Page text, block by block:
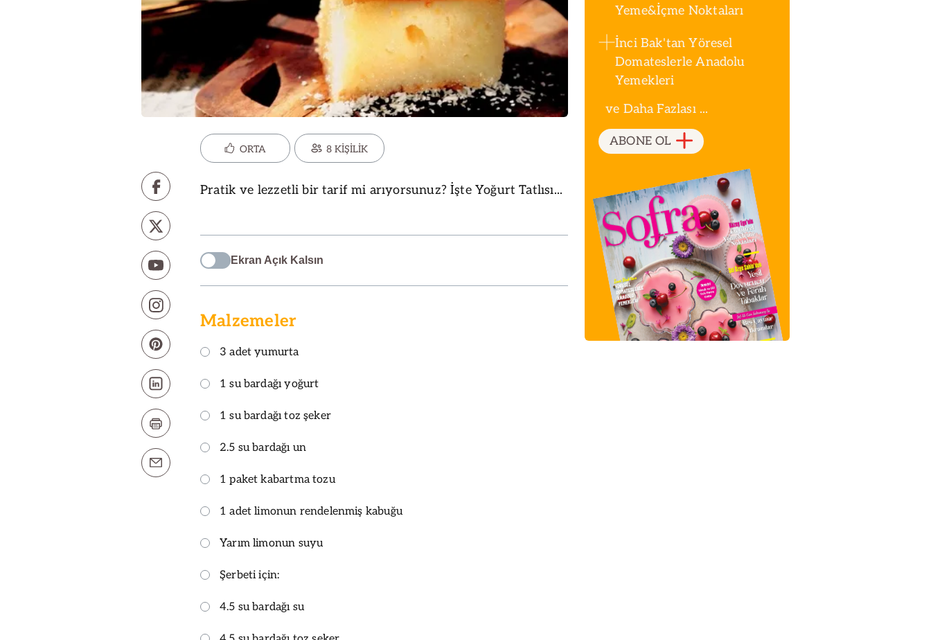
ORTA 8 KİŞİLİK
Pratik ve lezzetli bir tarif mi arıyorsunuz? İşte Yoğurt Tatlısı...
Ekran Açık Kalsın
Malzemeler
3 adet yumurta
1 su bardağı yoğurt
1 su bardağı toz şeker
2.5 su bardağı un
1 paket kabartma tozu
1 adet limonun rendelenmiş kabuğu
Yarım limonun suyu
Şerbeti için:
4.5 su bardağı su
Yeme&İçme Noktaları
İnci Bak'tan Yöresel
Domateslerle Anadolu
Yemekleri
ve Daha Fazlası ...
ABONE OL